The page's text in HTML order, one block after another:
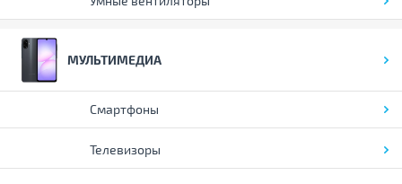
МУЛЬТИМЕДИА
Смартфоны
Телевизоры